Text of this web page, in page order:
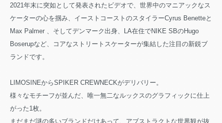
2021年末に突如として発表されたビデオで、世界中のマニアックなス
ケーターの心を掴み、イーストコーストのスタイラーCyrus Benetteと
Max Palmer 、そしてデンマーク出身、LA在住でNIKE SBのHugo
Boserupなど、コアなストリートスケーターが集結した注目の新鋭ブ
ランドです。
LIMOSINEからSPIKER CREWNECKがデリバリー。
様々なモチーフが並んだ、唯一無二なルックスのグラフィックに仕上
がった1枚。
まだまだ謎の多いブランドだけあって、アブストラクトな世界観が抜